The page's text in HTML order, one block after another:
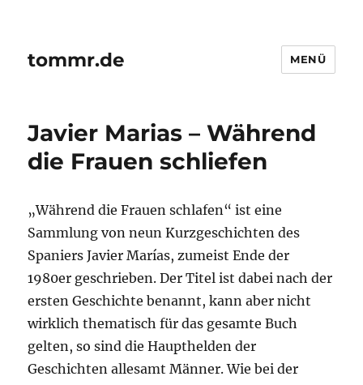
tommr.de MENÜ
Javier Marias – Während
die Frauen schliefen
„Während die Frauen schlafen“ ist eine
Sammlung von neun Kurzgeschichten des
Spaniers Javier Marías, zumeist Ende der
1980er geschrieben. Der Titel ist dabei nach der
ersten Geschichte benannt, kann aber nicht
wirklich thematisch für das gesamte Buch
gelten, so sind die Haupthelden der
Geschichten allesamt Männer. Wie bei der